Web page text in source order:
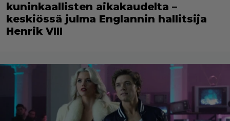
kuninkaallisten aikakaudelta –
keskiössä julma Englannin hallitsija
Henrik VIII